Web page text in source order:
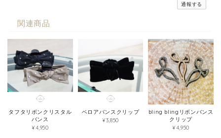
通報する
関連商品
タフタリボンクリスタル
バンス
¥4,950
ベロアバンスクリップ
¥3,850
bling blingリボンバンス
クリップ
¥4,950